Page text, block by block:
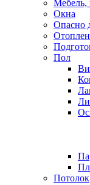
Мебель,
Окна
Опасно
Пол
Потолок